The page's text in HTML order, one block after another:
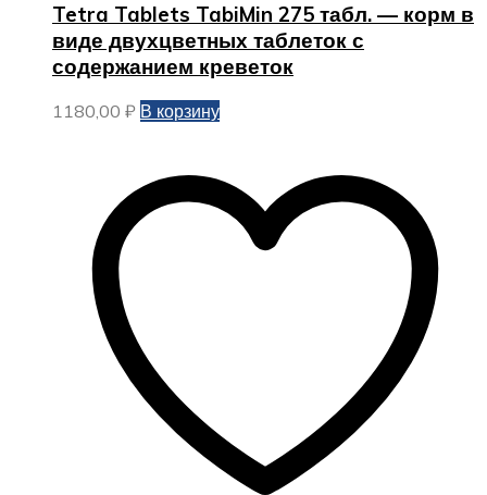
Tetra Tablets TabiMin 275 табл. — корм в
виде двухцветных таблеток с
содержанием креветок
1180,00 ₽ В корзину